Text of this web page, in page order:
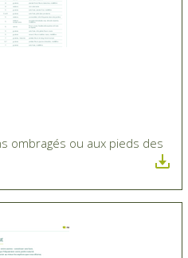
ombragés ou aux pieds des